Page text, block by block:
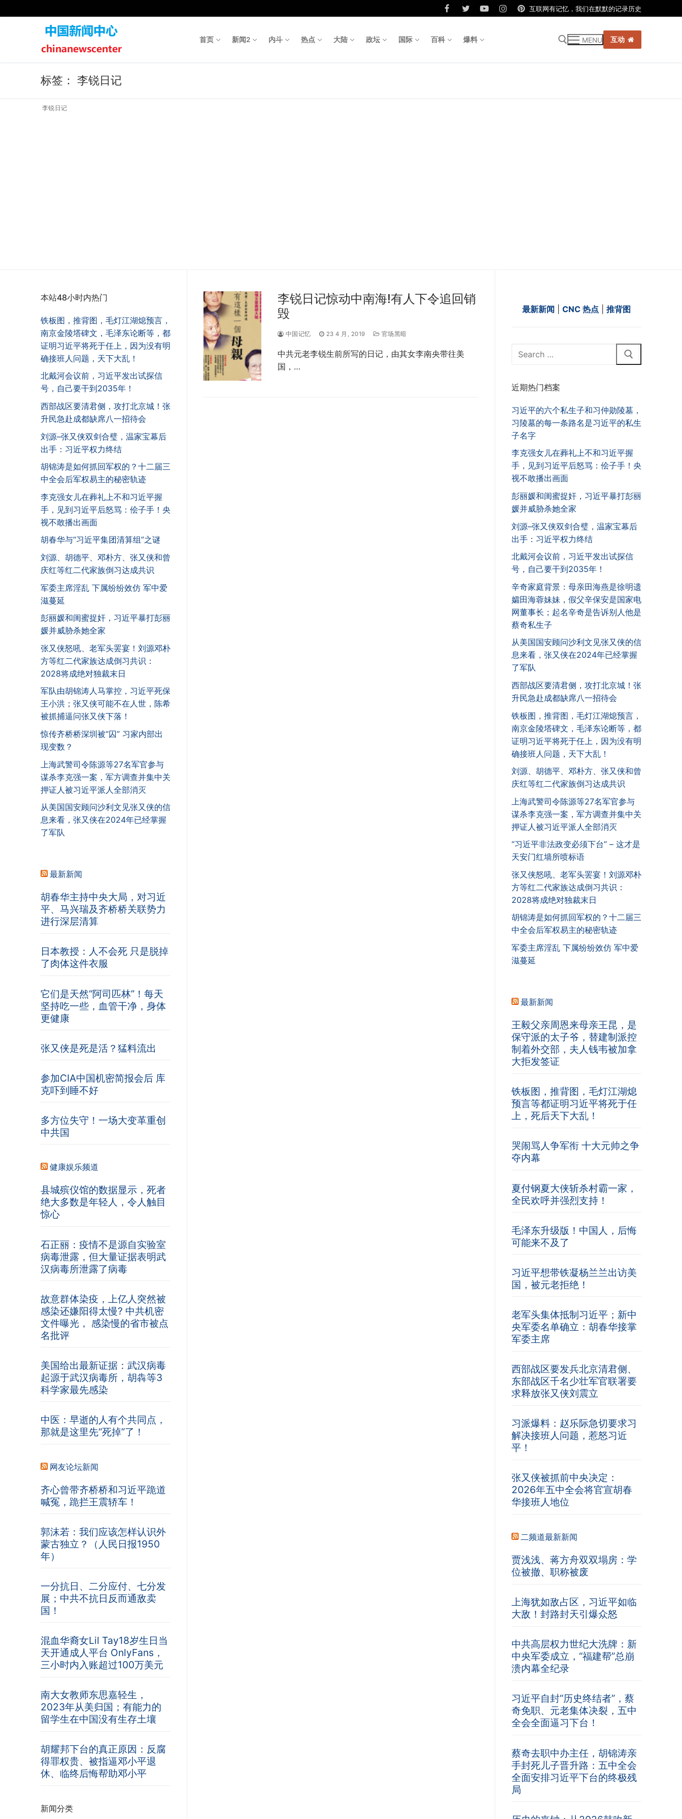
to
互联网有记忆，我们在默默的记录历史
首页 新闻2 内斗 热点 大陆 政坛 国际 百科 爆料 MENU 互动
标签： 李锐日记
李锐日记
李锐日记惊动中南海!有人下令追回销
毁
中国记忆 23 4 月, 2019 官场黑暗
中共元老李锐生前所写的日记，由其女李南央带往美
国，…
最新新闻 CNC 热点 推背图
Search
近期热门档案
习近平的六个私生子和习仲勋陵墓，
习陵墓的每一条路名是习近平的私生
子名字
李克强女儿在葬礼上不和习近平握
手，见到习近平后怒骂：侩子手！央
视不敢播出画面
彭丽媛和闺蜜捉奸，习近平暴打彭丽
媛并威胁杀她全家
刘源–张又侠双剑合璧，温家宝幕后
出手：习近平权力终结
北戴河会议前，习近平发出试探信
号，自己要干到2035年！
辛奇家庭背景：母亲田海燕是徐明遗
孀田海蓉妹妹，假父辛保安是国家电
网董事长；起名辛奇是告诉别人他是
蔡奇私生子
从美国国安顾问沙利文见张又侠的信
息来看，张又侠在2024年已经掌握
了军队
西部战区要清君侧，攻打北京城！张
升民急赴成都缺席八一招待会
铁板图，推背图，毛灯江湖熄预言，
南京金陵塔碑文，毛泽东论断等，都
证明习近平将死于任上，因为没有明
确接班人问题，天下大乱！
刘源、胡德平、邓朴方、张又侠和曾
庆红等红二代家族倒习达成共识
上海武警司令陈源等27名军官参与
谋杀李克强一案，军方调查并集中关
押证人被习近平派人全部消灭
“习近平非法政变必须下台” – 这才是
天安门红墙所喷标语
张又侠怒吼、老军头罢宴！刘源邓朴
方等红二代家族达成倒习共识：
2028将成绝对独裁末日
胡锦涛是如何抓回军权的？十二届三
中全会后军权易主的秘密轨迹
军委主席淫乱 下属纷纷效仿 军中爱
滋蔓延
最新新闻
王毅父亲周恩来母亲王昆，是
保守派的太子爷，替建制派控
制着外交部，夫人钱韦被加拿
大拒发签证
铁板图，推背图，毛灯江湖熄
预言等都证明习近平将死于任
上，死后天下大乱！
哭闹骂人争军衔 十大元帅之争
夺内幕
夏付钢夏大侠斩杀村霸一家，
全民欢呼并强烈支持！
毛泽东升级版！中国人，后悔
可能来不及了
习近平想带铁凝杨兰兰出访美
国，被元老拒绝！
老军头集体抵制习近平；新中
央军委名单确立：胡春华接掌
军委主席
西部战区要发兵北京清君侧、
东部战区千名少壮军官联署要
求释放张又侠刘震立
习派爆料：赵乐际急切要求习
解决接班人问题，惹怒习近
平！
张又侠被抓前中央决定：
2026年五中全会将官宣胡春
华接班人地位
二频道最新新闻
贾浅浅、蒋方舟双双塌房：学
位被撤、职称被废
上海犹如敌占区，习近平如临
大敌！封路封天引爆众怒
中共高层权力世纪大洗牌：新
中央军委成立，“福建帮”总崩
溃内幕全纪录
习近平自封“历史终结者”，蔡
奇免职、元老集体决裂，五中
全会全面逼习下台！
蔡奇去职中办主任，胡锦涛亲
手封死儿子晋升路：五中全会
全面安排习近平下台的终极残
局
本站48小时内热门
铁板图，推背图，毛灯江湖熄预言，
南京金陵塔碑文，毛泽东论断等，都
证明习近平将死于任上，因为没有明
确接班人问题，天下大乱！
北戴河会议前，习近平发出试探信
号，自己要干到2035年！
西部战区要清君侧，攻打北京城！张
升民急赴成都缺席八一招待会
刘源–张又侠双剑合璧，温家宝幕后
出手：习近平权力终结
胡锦涛是如何抓回军权的？十二届三
中全会后军权易主的秘密轨迹
李克强女儿在葬礼上不和习近平握
手，见到习近平后怒骂：侩子手！央
视不敢播出画面
胡春华与“习近平集团清算组”之谜
刘源、胡德平、邓朴方、张又侠和曾
庆红等红二代家族倒习达成共识
军委主席淫乱 下属纷纷效仿 军中爱
滋蔓延
彭丽媛和闺蜜捉奸，习近平暴打彭丽
媛并威胁杀她全家
张又侠怒吼、老军头罢宴！刘源邓朴
方等红二代家族达成倒习共识：
2028将成绝对独裁末日
军队由胡锦涛人马掌控，习近平死保
王小洪；张又侠可能不在人世，陈希
被抓捕逼问张又侠下落！
惊传齐桥桥深圳被“囚” 习家内部出
现变数？
上海武警司令陈源等27名军官参与
谋杀李克强一案，军方调查并集中关
押证人被习近平派人全部消灭
从美国国安顾问沙利文见张又侠的信
息来看，张又侠在2024年已经掌握
了军队
最新新闻
胡春华主持中央大局，对习近
平、马兴瑞及齐桥桥关联势力
进行深层清算
日本教授：人不会死 只是脱掉
了肉体这件衣服
它们是天然“阿司匹林”！每天
坚持吃一些，血管干净，身体
更健康
张又侠是死是活？猛料流出
参加CIA中国机密简报会后 库
克吓到睡不好
多方位失守！一场大变革重创
中共国
健康娱乐频道
县城殡仪馆的数据显示，死者
绝大多数是年轻人，令人触目
惊心
石正丽：疫情不是源自实验室
病毒泄露，但大量证据表明武
汉病毒所泄露了病毒
故意群体染疫，上亿人突然被
感染还嫌阳得太慢? 中共机密
文件曝光， 感染慢的省市被点
名批评
美国给出最新证据：武汉病毒
起源于武汉病毒所，胡犇等3
科学家最先感染
中医：早逝的人有个共同点，
那就是这里先“死掉”了！
网友论坛新闻
齐心曾带齐桥桥和习近平跪道
喊冤，跪拦王震轿车！
郭沫若：我们应该怎样认识外
蒙古独立？（人民日报1950
年）
一分抗日、二分应付、七分发
展；中共不抗日反而通敌卖
国！
混血华裔女Lil Tay18岁生日当
天开通成人平台 OnlyFans，
三小时内入账超过100万美元
南大女教师东思嘉轻生，
2023年从美归国；有能力的
留学生在中国没有生存土壤
胡耀邦下台的真正原因：反腐
得罪权贵、被指逼邓小平退
休、临终后悔帮助邓小平
新闻分类